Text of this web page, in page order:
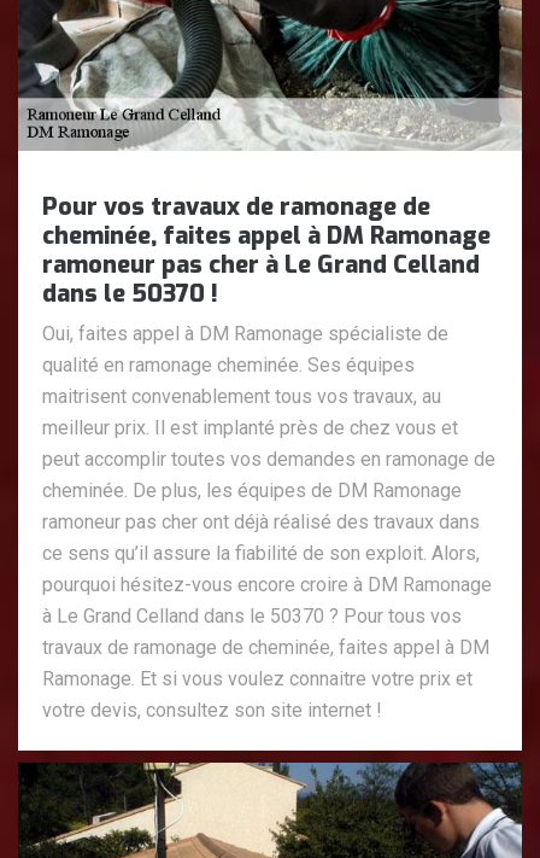
Pour vos travaux de ramonage de
cheminée, faites appel à DM Ramonage
ramoneur pas cher à Le Grand Celland
dans le 50370 !
Oui, faites appel à DM Ramonage spécialiste de
qualité en ramonage cheminée. Ses équipes
maitrisent convenablement tous vos travaux, au
meilleur prix. Il est implanté près de chez vous et
peut accomplir toutes vos demandes en ramonage de
cheminée. De plus, les équipes de DM Ramonage
ramoneur pas cher ont déjà réalisé des travaux dans
ce sens qu’il assure la fiabilité de son exploit. Alors,
pourquoi hésitez-vous encore croire à DM Ramonage
à Le Grand Celland dans le 50370 ? Pour tous vos
travaux de ramonage de cheminée, faites appel à DM
Ramonage. Et si vous voulez connaitre votre prix et
votre devis, consultez son site internet !